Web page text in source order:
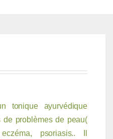
tonique ayurvédique
problèmes de peau(
psoriasis.. Il